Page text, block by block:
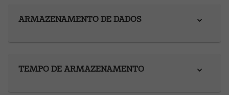
ARMAZENAMENTO DE DADOS
TEMPO DE ARMAZENAMENTO